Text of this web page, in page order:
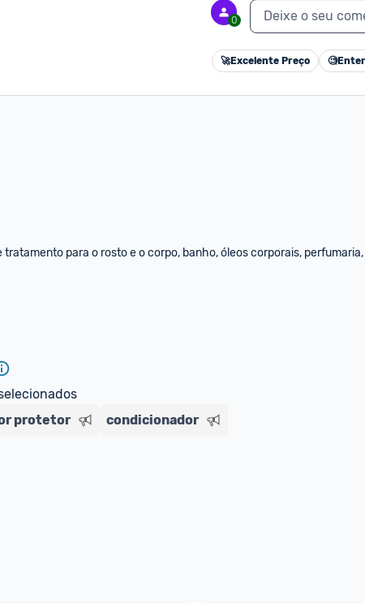
0 Deixe o seu
🚀Excelente Preço 🧐
para o rosto e o corpo, banho, óleos corporais, perfumaria,
protetor condicionador